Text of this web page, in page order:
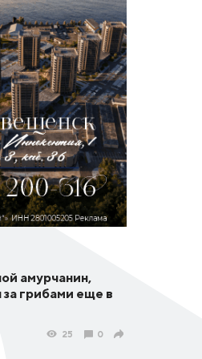
амурчанин,
грибами еще в
25 0